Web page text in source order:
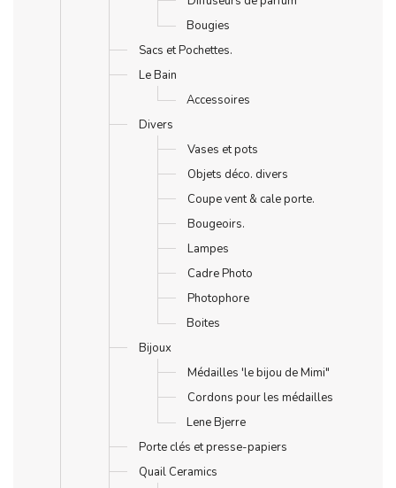
Bougies
Sacs et Pochettes.
Le Bain
Accessoires
Divers
Vases et pots
Objets déco. divers
Coupe vent & cale porte.
Bougeoirs.
Lampes
Cadre Photo
Photophore
Boites
Bijoux
Médailles 'le bijou de Mimi"
Cordons pour les médailles
Lene Bjerre
Porte clés et presse-papiers
Quail Ceramics